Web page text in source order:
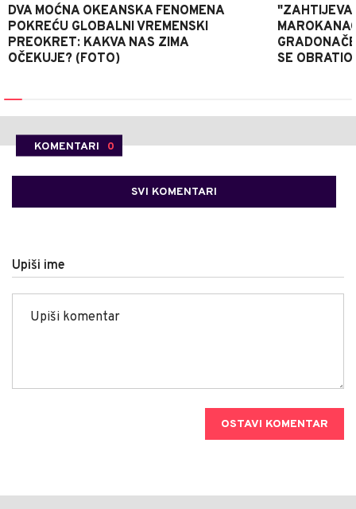
DVA MOĆNA OKEANSKA FENOMENA
POKREĆU GLOBALNI VREMENSKI
PREOKRET: KAKVA NAS ZIMA
OČEKUJE? (FOTO)
SE
KOMENTARI 0
SVI KOMENTARI
Upiši ime
OSTAVI KOMENTAR